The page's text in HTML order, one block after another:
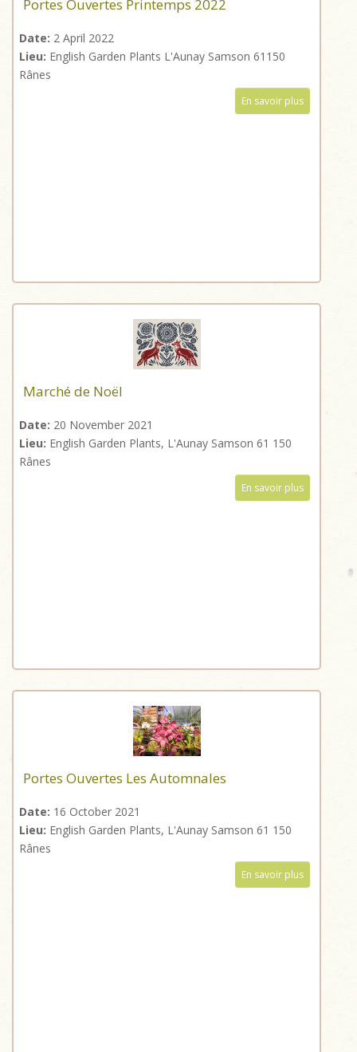
Portes Ouvertes Printemps 2022
Date: 2 April 2022
Lieu: English Garden Plants L'Aunay Samson 61150
Rânes
En savoir plus
Marché de Noël
Date: 20 November 2021
Lieu: English Garden Plants, L'Aunay Samson 61 150
Rânes
En savoir plus
Portes Ouvertes Les Automnales
Date: 16 October 2021
Lieu: English Garden Plants, L'Aunay Samson 61 150
Rânes
En savoir plus